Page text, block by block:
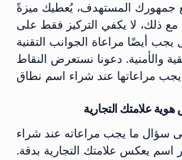
مع جمهورك المستهدف، يُعطيك ميزةً
ذلك، لا يكفي التركيز فقط على
يجب أيضًا مراعاة الجوانب التقنية
والأمنية. دعونا نستعرض النقاط
علامتك التجارية
سؤال ما يجب مراعاته عند شراء
اسم يعكس علامتك التجارية بدقة.